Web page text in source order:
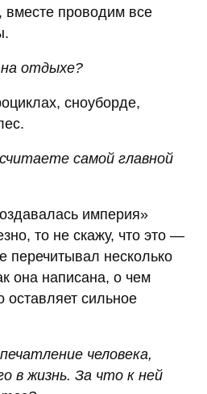
вместе проводим все
отдыхе?
сноуборде,
самой главной
империя»
то не скажу, что это —
перечитывал несколько
она написана, о чем
оставляет сильное
человека,
в жизнь. За что к ней